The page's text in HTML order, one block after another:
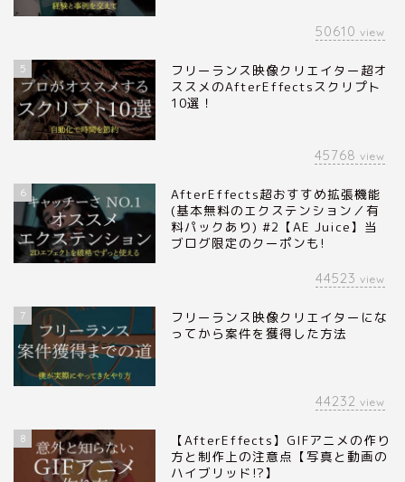
50610 view
5
フリーランス映像クリエイター超オ
ススメのAfterEffectsスクリプト
10選！
45768 view
6
AfterEffects超おすすめ拡張機能
(基本無料のエクステンション／有
料パックあり) #2【AE Juice】当
ブログ限定のクーポンも!
44523 view
7
フリーランス映像クリエイターにな
ってから案件を獲得した方法
44232 view
8
【AfterEffects】GIFアニメの作り
方と制作上の注意点【写真と動画の
ハイブリッド!?】